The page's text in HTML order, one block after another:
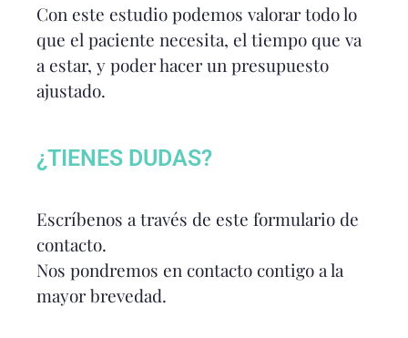
Con este estudio podemos valorar todo lo
que el paciente necesita, el tiempo que va
a estar, y poder hacer un presupuesto
ajustado.
¿TIENES DUDAS?
Escríbenos a través de este formulario de
contacto.
Nos pondremos en contacto contigo a la
mayor brevedad.